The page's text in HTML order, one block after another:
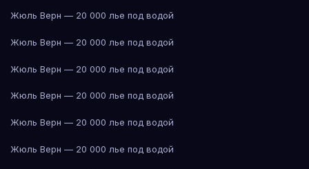
Жюль Верн — 20 000 лье под водой
Жюль Верн — 20 000 лье под водой
Жюль Верн — 20 000 лье под водой
Жюль Верн — 20 000 лье под водой
Жюль Верн — 20 000 лье под водой
Жюль Верн — 20 000 лье под водой